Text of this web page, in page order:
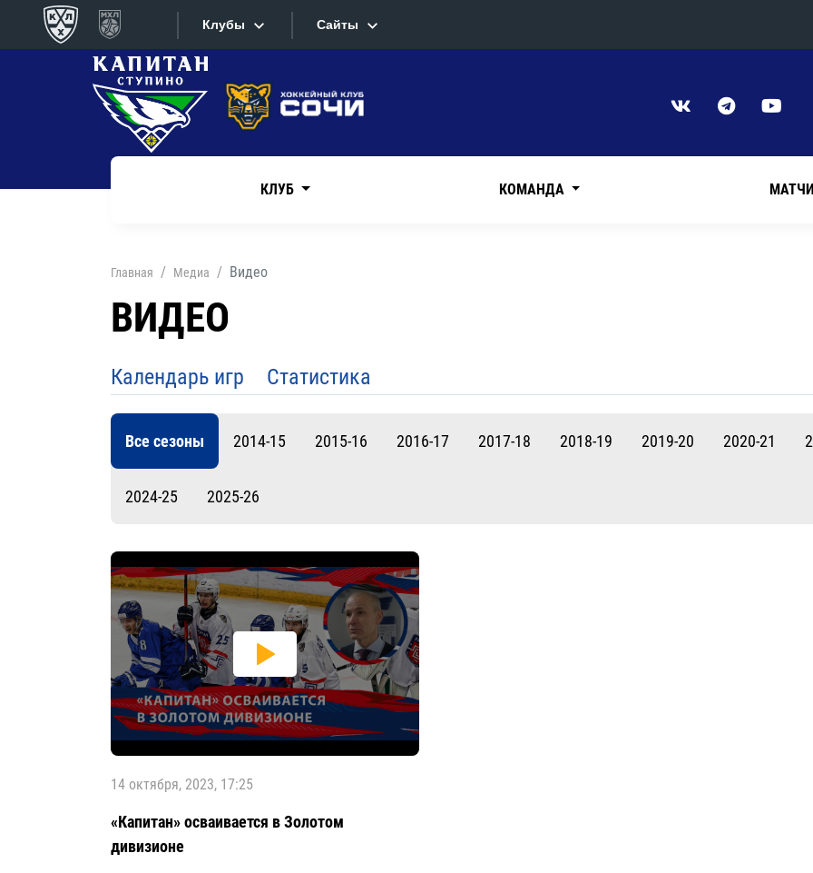
Клубы
Конференция «Запад»
Дивизион Боброва
ХК Сочи
Дивизион Тарасова
Динамо М
Северсталь
Шанхайские Драконы
Ак Барс
Барыс
Сайты
Сайты
Приложение КХЛ
КЛУБ КОМАНДА МАТЧИ
Главная Медиа Видео
ВИДЕО
Календарь игр Статистика
Все сезоны 2014-15 2015-16 2016-17 2017-18 2018-19 2019-20 2020-21
2024-25 2025-26
14 октября, 2023, 17:25
«Капитан» осваивается в Золотом
дивизионе